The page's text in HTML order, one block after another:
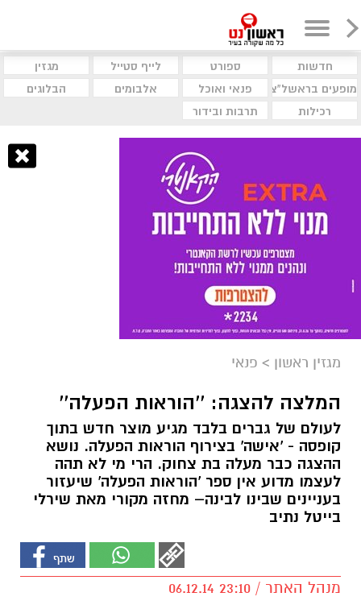
חדשות ספורט לייף סטייל
מגזין
מופעים בראשל"צ
פנאי ואוכל אלבומים
הבלוגים
רכילות
תרבות ובידור
מגזין ראשון > פנאי
המלצה להצגה: ''הוראות הפעלה''
לעולם של גברים בלבד מגיע מוצר חדש בתוך
קופסה - 'אישה' בצירוף הוראות הפעלה. נושא
ההצגה כבר מעלה בת צחוק. הרי מי לא תהה
לעצמו מדוע אין ספר 'הוראות הפעלה' שיעזור
בעניינים שבינו לבינה– מחזה מקורי מאת שירלי
בייטל נתיב
מנהל האתר / 23:10 06.12.14